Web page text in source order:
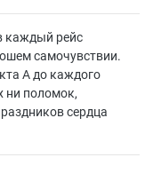
каждый рейс
самочувствии.
А до каждого
ни поломок,
сердца